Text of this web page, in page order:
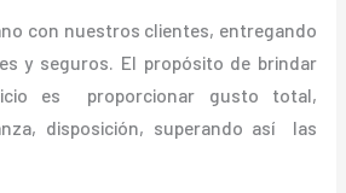
con nuestros clientes, entregando
y seguros. El propósito de brindar
es proporcionar gusto total,
disposición, superando así las